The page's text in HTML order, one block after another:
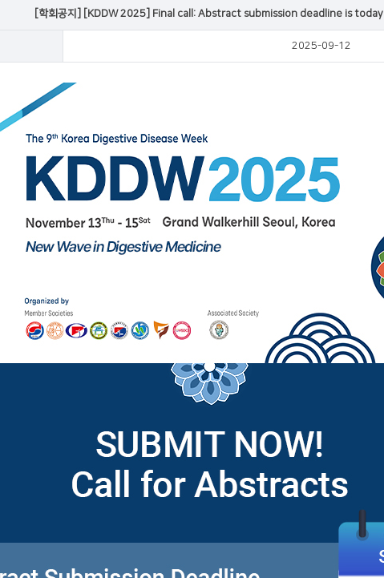
[학회공지] [KDDW 2025] Final call: Abstract submission deadline is today
2025-09-12